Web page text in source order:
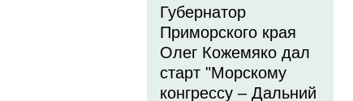
Губернатор
Приморского края
Олег Кожемяко дал
старт "Морскому
конгрессу – Дальний